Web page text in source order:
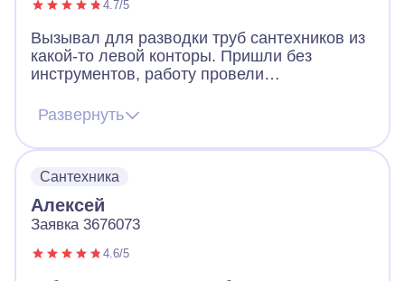
4.7/5
Вызывал для разводки труб сантехников из
какой-то левой конторы. Пришли без
инструментов, работу провели
решил вызвать мастеров из проверенной
компании. И какая же разница. Мастера из
А-Айсберга все сделали качественно, без
были при них. Да, немного дороже, но
скупой платит дважды. А-Айсберг молодцы!
Развернуть
Сантехника
Алексей
Заявка 3676073
4.6/5